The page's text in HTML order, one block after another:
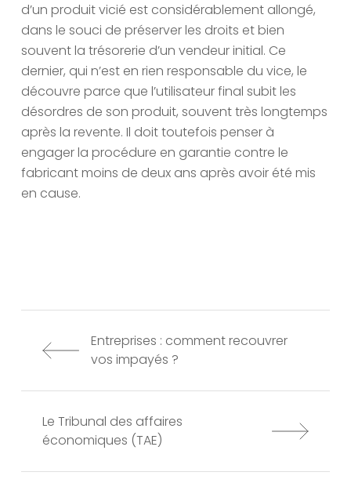
d’un produit vicié est considérablement allongé,
dans le souci de préserver les droits et bien
souvent la trésorerie d’un vendeur initial. Ce
dernier, qui n’est en rien responsable du vice, le
découvre parce que l’utilisateur final subit les
désordres de son produit, souvent très longtemps
après la revente. Il doit toutefois penser à
engager la procédure en garantie contre le
fabricant moins de deux ans après avoir été mis
en cause.
Entreprises : comment recouvrer
vos impayés ?
Le Tribunal des affaires
économiques (TAE)